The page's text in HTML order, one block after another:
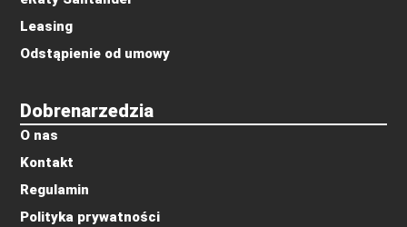
Dobrenarzedzia
O nas
Kontakt
Regulamin
Polityka prywatności
Leasing
Odstąpienie od umowy